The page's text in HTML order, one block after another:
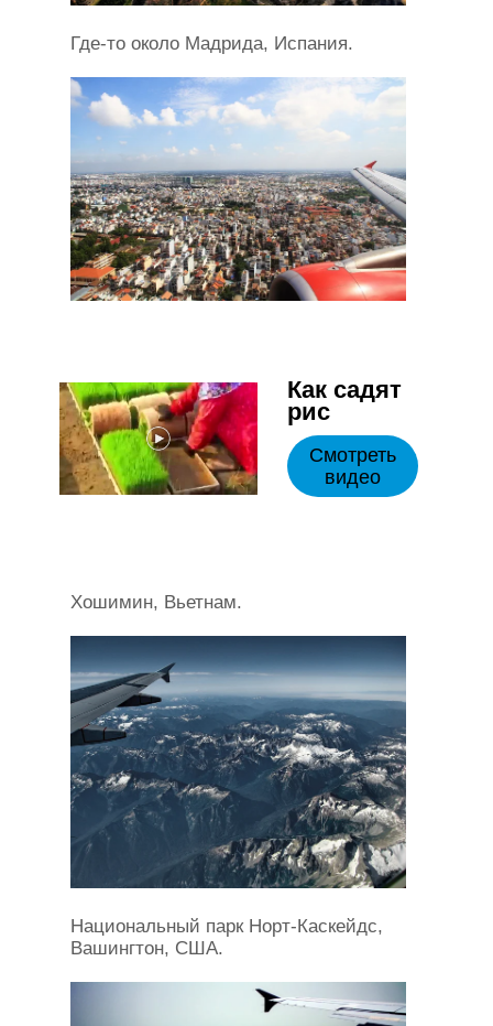
Где-то около Мадрида, Испания.
Как садят
рис
Смотреть
видео
Хошимин, Вьетнам.
Национальный парк Норт-Каскейдс,
Вашингтон, США.